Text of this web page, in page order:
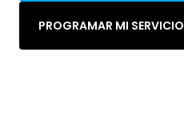
PROGRAMAR MI SERVICIO